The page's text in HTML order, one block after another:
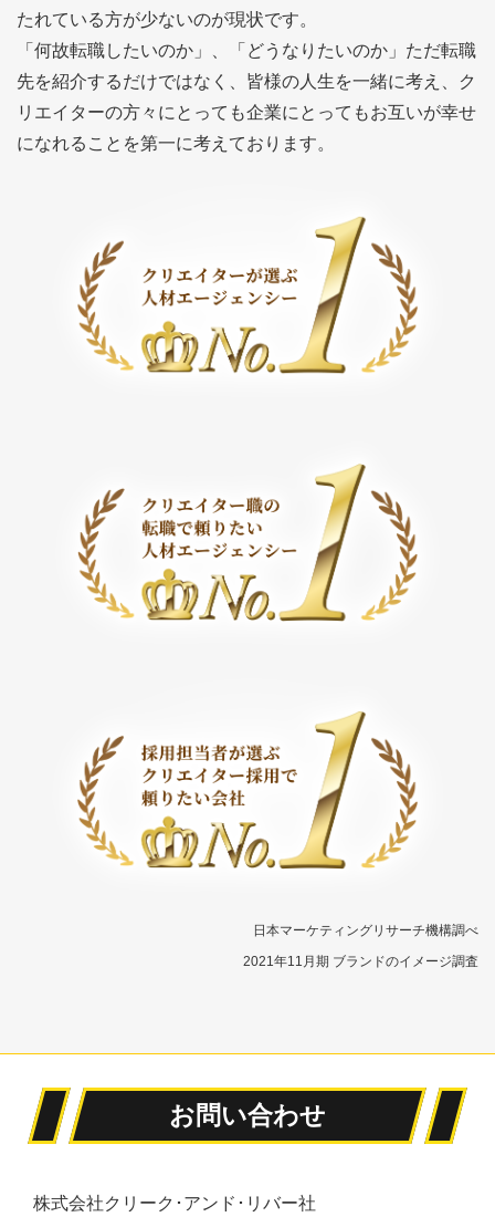
たれている方が少ないのが現状です。
「何故転職したいのか」、「どうなりたいのか」ただ転職
先を紹介するだけではなく、皆様の人生を一緒に考え、ク
リエイターの方々にとっても企業にとってもお互いが幸せ
になれることを第一に考えております。
日本マーケティングリサーチ機構調べ
2021年11月期 ブランドのイメージ調査
お問い合わせ
株式会社クリーク･アンド･リバー社